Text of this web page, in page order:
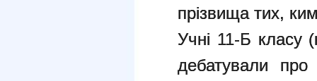
прізвища тих,
Учні 11-Б класу
дебатували про